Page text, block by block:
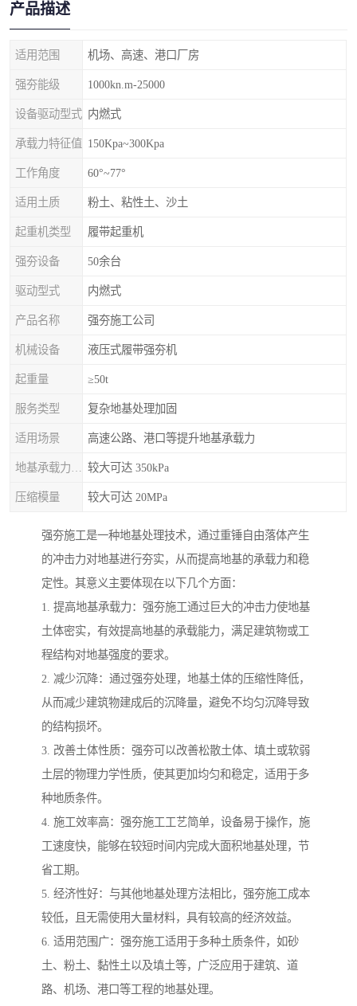
产品描述
适用范围 机场、高速、港口厂房
强夯能级 1000kn.m-25000
设备驱动型式 内燃式
承载力特征值 150Kpa~300Kpa
工作角度 60°~77°
适用土质 粉土、粘性土、沙土
起重机类型 履带起重机
强夯设备 50余台
驱动型式 内燃式
产品名称 强夯施工公司
机械设备 液压式履带强夯机
起重量 ≥50t
服务类型 复杂地基处理加固
适用场景 高速公路、港口等提升地基承载力
较大可达 350kPa
压缩模量 较大可达 20MPa
强夯施工是一种地基处理技术，通过重锤自由落体产生
的冲击力对地基进行夯实，从而提高地基的承载力和稳
定性。其意义主要体现在以下几个方面：
1. 提高地基承载力：强夯施工通过巨大的冲击力使地基
土体密实，有效提高地基的承载能力，满足建筑物或工
程结构对地基强度的要求。
2. 减少沉降：通过强夯处理，地基土体的压缩性降低，
从而减少建筑物建成后的沉降量，避免不均匀沉降导致
的结构损坏。
3. 改善土体性质：强夯可以改善松散土体、填土或软弱
土层的物理力学性质，使其更加均匀和稳定，适用于多
种地质条件。
4. 施工效率高：强夯施工工艺简单，设备易于操作，施
工速度快，能够在较短时间内完成大面积地基处理，节
省工期。
5. 经济性好：与其他地基处理方法相比，强夯施工成本
较低，且无需使用大量材料，具有较高的经济效益。
6. 适用范围广：强夯施工适用于多种土质条件，如砂
土、粉土、黏性土以及填土等，广泛应用于建筑、道
路、机场、港口等工程的地基处理。